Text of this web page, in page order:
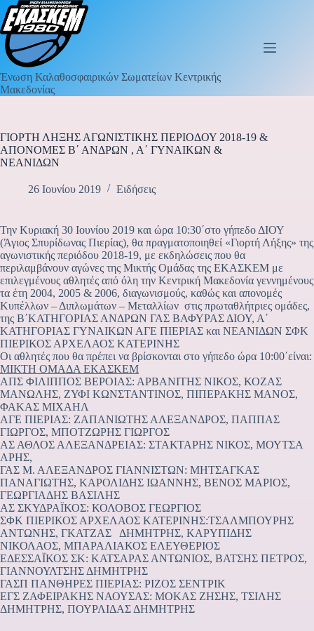
Ένωση Καλαθοσφαιρικών Σωματείων Κεντρικής
Μακεδονίας
ΓΙΟΡΤΗ ΛΗΞΗΣ ΑΓΩΝΙΣΤΙΚΗΣ ΠΕΡΙΟΔΟΥ 2018-19 &
ΑΠΟΝΟΜΕΣ Β΄ ΑΝΔΡΩΝ , Α΄ ΓΥΝΑΙΚΩΝ &
ΝΕΑΝΙΔΩΝ
26 Ιουνίου 2019 Ειδήσεις
Την Κυριακή 30 Ιουνίου 2019 και ώρα 10:30΄στο γήπεδο ΔΙΟΥ
(Άγιος Σπυρίδωνας Πιερίας), θα πραγματοποιηθεί «Γιορτή Λήξης» της
αγωνιστικής περιόδου 2018-19, με εκδηλώσεις που θα
περιλαμβάνουν αγώνες της Μικτής Ομάδας της ΕΚΑΣΚΕΜ με
επιλεγμένους αθλητές από όλη την Κεντρική Μακεδονία γεννημένους
τα έτη 2004, 2005 & 2006, διαγωνισμούς, καθώς και απονομές
Κυπέλλων – Διπλωμάτων – Μεταλλίων στις πρωταθλήτριες ομάδες,
της Β΄ΚΑΤΗΓΟΡΙΑΣ ΑΝΔΡΩΝ ΓΑΣ ΒΑΦΥΡΑΣ ΔΙΟΥ, Α΄
ΚΑΤΗΓΟΡΙΑΣ ΓΥΝΑΙΚΩΝ ΑΓΕ ΠΙΕΡΙΑΣ και ΝΕΑΝΙΔΩΝ ΣΦΚ
ΠΙΕΡΙΚΟΣ ΑΡΧΕΛΑΟΣ ΚΑΤΕΡΙΝΗΣ
Οι αθλητές που θα πρέπει να βρίσκονται στο γήπεδο ώρα 10:00΄είναι:
ΜΙΚΤΗ ΟΜΑΔΑ ΕΚΑΣΚΕΜ
ΑΠΣ ΦΙΛΙΠΠΟΣ ΒΕΡΟΙΑΣ: ΑΡΒΑΝΙΤΗΣ ΝΙΚΟΣ, ΚΟΖΑΣ
ΜΑΝΩΛΗΣ, ΖΥΦΙ ΚΩΝΣΤΑΝΤΙΝΟΣ, ΠΙΠΕΡΑΚΗΣ ΜΑΝΟΣ,
ΦΑΚΑΣ ΜΙΧΑΗΛ
ΑΓΕ ΠΙΕΡΙΑΣ: ΖΑΠΑΝΙΩΤΗΣ ΑΛΕΞΑΝΔΡΟΣ, ΠΑΠΠΑΣ
ΓΙΩΡΓΟΣ, ΜΠΟΤΖΩΡΗΣ ΓΙΩΡΓΟΣ
ΑΣ ΑΘΛΟΣ ΑΛΕΞΑΝΔΡΕΙΑΣ: ΣΤΑΚΤΑΡΗΣ ΝΙΚΟΣ, ΜΟΥΤΣΑ
ΑΡΗΣ,
ΓΑΣ Μ. ΑΛΕΞΑΝΔΡΟΣ ΓΙΑΝΝΙΣΤΩΝ: ΜΗΤΣΑΓΚΑΣ
ΠΑΝΑΓΙΩΤΗΣ, ΚΑΡΟΛΙΔΗΣ ΙΩΑΝΝΗΣ, ΒΕΝΟΣ ΜΑΡΙΟΣ,
ΓΕΩΡΓΙΑΔΗΣ ΒΑΣΙΛΗΣ
ΑΣ ΣΚΥΔΡΑΪΚΟΣ: ΚΟΛΟΒΟΣ ΓΕΩΡΓΙΟΣ
ΣΦΚ ΠΙΕΡΙΚΟΣ ΑΡΧΕΛΑΟΣ ΚΑΤΕΡΙΝΗΣ:ΤΣΑΛΜΠΟΥΡΗΣ
ΑΝΤΩΝΗΣ, ΓΚΑΤΖΑΣ ΔΗΜΗΤΡΗΣ, ΚΑΡΥΠΙΔΗΣ
ΝΙΚΟΛΑΟΣ, ΜΠΑΡΑΛΙΑΚΟΣ ΕΛΕΥΘΕΡΙΟΣ
ΕΔΕΣΣΑΪΚΟΣ ΣΚ: ΚΑΤΣΑΡΑΣ ΑΝΤΩΝΙΟΣ, ΒΑΤΣΗΣ ΠΕΤΡΟΣ,
ΓΙΑΝΝΟΥΛΤΣΗΣ ΔΗΜΗΤΡΗΣ
ΓΑΣΠ ΠΑΝΘΗΡΕΣ ΠΙΕΡΙΑΣ: ΡΙΖΟΣ ΣΕΝΤΡΙΚ
ΕΓΣ ΖΑΦΕΙΡΑΚΗΣ ΝΑΟΥΣΑΣ: ΜΟΚΑΣ ΖΗΣΗΣ, ΤΣΙΛΗΣ
ΔΗΜΗΤΡΗΣ, ΠΟΥΡΛΙΔΑΣ ΔΗΜΗΤΡΗΣ